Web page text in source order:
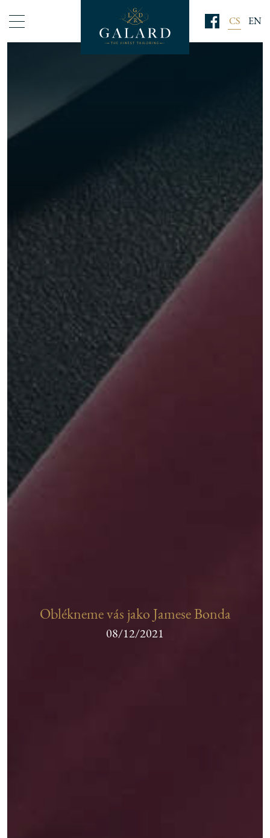
CS EN
Oblékneme vás jako Jamese Bonda
08/12/2021